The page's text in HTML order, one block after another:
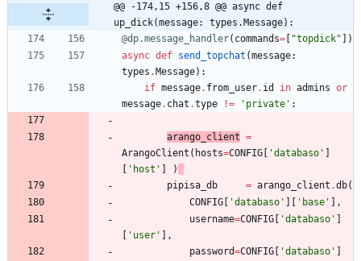
@@ -174,15 +156,8 @@ async def
up_dick(message: types.Message):
@dp.message_handler( commands= "topdick"
)
async def send_topchat (message:
types . Message) :
if message. from_user. id in admins or
message. chat .type != ' private ' :
arango_client =
ArangoClient ( hosts=CONFIG 'databaso '
' host '
)
pipisa_db
= arango_client .db(
CONFIG
'databaso ' ' base '
,
username=CONFIG 'databaso '
' user '
,
password=CONFIG 'databaso '